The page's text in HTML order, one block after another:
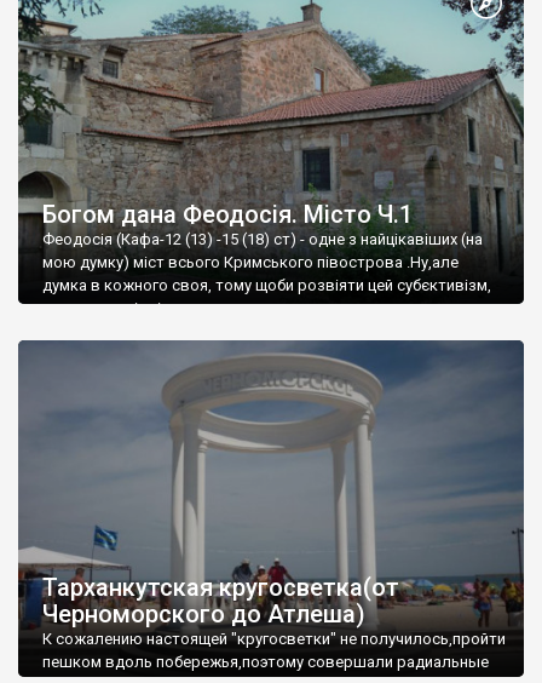
Богом дана Феодосія. Місто Ч.1
Феодосія (Кафа-12 (13) -15 (18) ст) - одне з найцікавіших (на
мою думку) міст всього Кримського півострова .Ну,але
думка в кожного своя, тому щоби розвіяти цей субєктивізм,
запрошую відвідати це
Тарханкутская кругосветка(от
Черноморского до Атлеша)
К сожалению настоящей "кругосветки" не получилось,пройти
пешком вдоль побережья,поэтому совершали радиальные